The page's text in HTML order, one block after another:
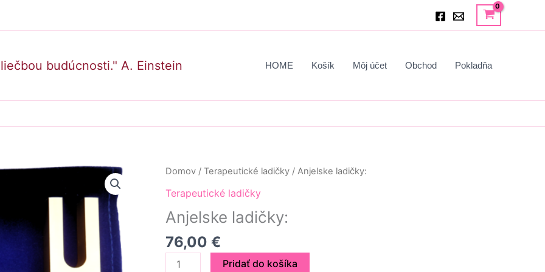
budúcnosti." A. Einstein HOME Košík Môj účet Obchod Pokladňa
Domov / Terapeutické ladičky / Anjelske ladičky:
Terapeutické ladičky
Anjelske ladičky:
76,00 €
množstvo
ladičky:
Pridať do košíka